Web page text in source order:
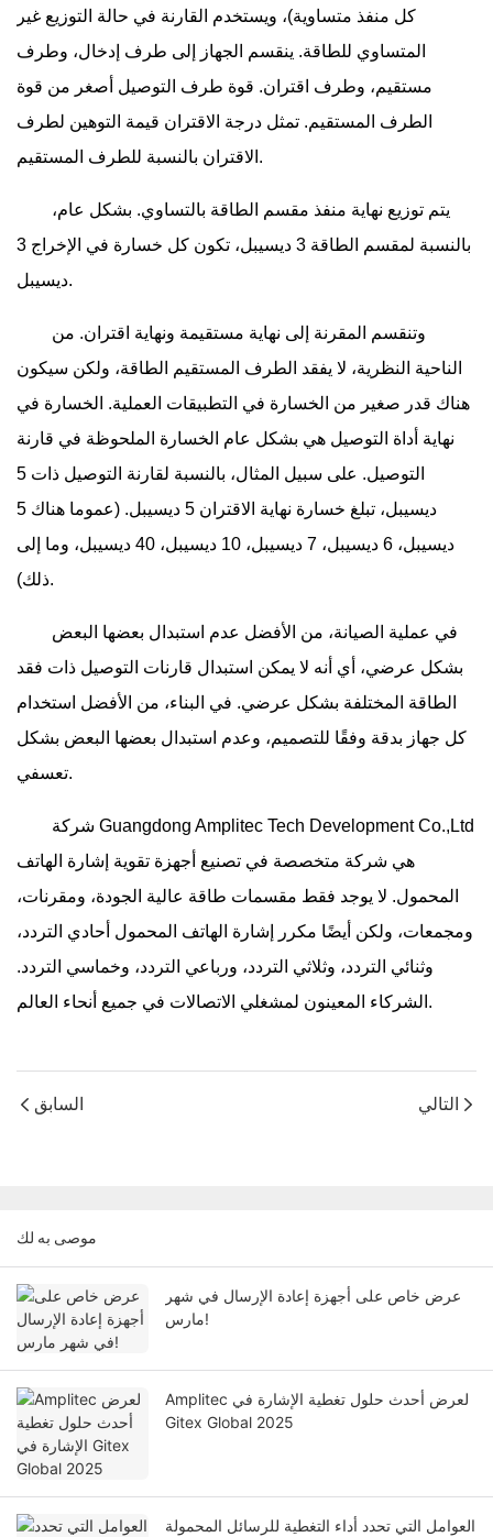
كل منفذ متساوية)، ويستخدم القارنة في حالة التوزيع غير
المتساوي للطاقة. ينقسم الجهاز إلى طرف إدخال، وطرف
مستقيم، وطرف اقتران. قوة طرف التوصيل أصغر من قوة
الطرف المستقيم. تمثل درجة الاقتران قيمة التوهين لطرف
الاقتران بالنسبة للطرف المستقيم.
بالنسبة لمقسم الطاقة 3 ديسيبل، تكون كل خسارة في الإخراج 3
ديسيبل.
الناحية النظرية، لا يفقد الطرف المستقيم الطاقة، ولكن سيكون
هناك قدر صغير من الخسارة في التطبيقات العملية. الخسارة في
نهاية أداة التوصيل هي بشكل عام الخسارة الملحوظة في قارنة
التوصيل. على سبيل المثال، بالنسبة لقارنة التوصيل ذات 5
ديسيبل، تبلغ خسارة نهاية الاقتران 5 ديسيبل. (عموما هناك 5
ديسيبل، 6 ديسيبل، 7 ديسيبل، 10 ديسيبل، 40 ديسيبل، وما إلى
ذلك).
بشكل عرضي، أي أنه لا يمكن استبدال قارنات التوصيل ذات فقد
الطاقة المختلفة بشكل عرضي. في البناء، من الأفضل استخدام
كل جهاز بدقة وفقًا للتصميم، وعدم استبدال بعضها البعض بشكل
تعسفي.
هي شركة متخصصة في تصنيع أجهزة تقوية إشارة الهاتف
المحمول. لا يوجد فقط مقسمات طاقة عالية الجودة، ومقرنات،
ومجمعات، ولكن أيضًا مكرر إشارة الهاتف المحمول أحادي التردد،
وثنائي التردد، وثلاثي التردد، ورباعي التردد، وخماسي التردد.
الشركاء المعينون لمشغلي الاتصالات في جميع أنحاء العالم.
السابق التالي
موصى به لك
عرض خاص على أجهزة إعادة الإرسال في شهر
مارس!
Amplitec لعرض أحدث حلول تغطية الإشارة في
Gitex Global 2025
العوامل التي تحدد أداء التغطية للرسائل المحمولة